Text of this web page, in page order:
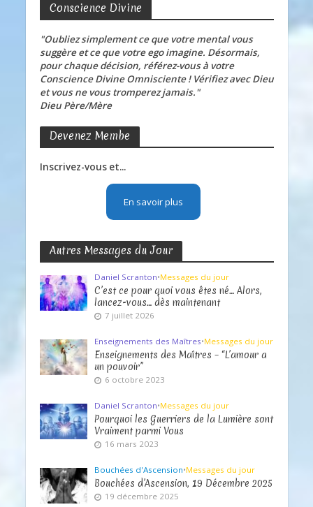
Conscience Divine
"Oubliez simplement ce que votre mental vous
suggère et ce que votre ego imagine. Désormais,
pour chaque décision, référez-vous à votre
Conscience Divine Omnisciente ! Vérifiez avec Dieu
et vous ne vous tromperez jamais."
Dieu Père/Mère
Devenez Membe
Inscrivez-vous et...
En savoir plus
Autres Messages du Jour
Daniel Scranton•Messages du jour
C’est ce pour quoi vous êtes né… Alors,
lancez-vous… dès maintenant
7 juillet 2026
Enseignements des Maîtres•Messages du jour
Enseignements des Maîtres – “L’amour a
un pouvoir”
6 octobre 2023
Daniel Scranton•Messages du jour
Pourquoi les Guerriers de la Lumière sont
Vraiment parmi Vous
16 mars 2023
Bouchées d'Ascension•Messages du jour
Bouchées d’Ascension, 19 Décembre 2025
19 décembre 2025